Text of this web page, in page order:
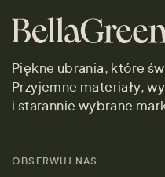
Piękne ubrania, które
Przyjemne materiały,
i starannie wybrane
OBSERWUJ NAS